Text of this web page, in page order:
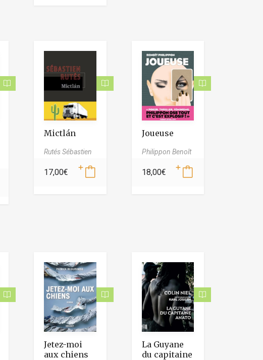
Mictlán
Rutés Sébastien
17,00€
Joueuse
Philippon Benoît
18,00€
Jetez-moi
aux chiens
La Guyane
du capitaine